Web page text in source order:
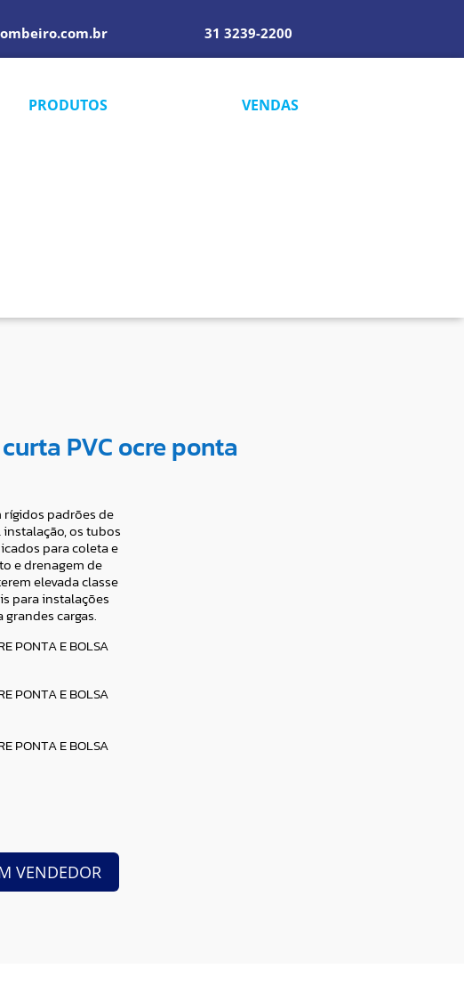
31 3239-2200
PRODUTOS VENDAS
PVC ocre ponta
rígidos padrões de
os tubos
para coleta e
e drenagem de
elevada classe
para instalações
cargas.
PONTA E BOLSA
PONTA E BOLSA
PONTA E BOLSA
VENDEDOR